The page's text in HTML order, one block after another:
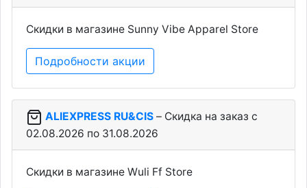
Скидки в магазине Sunny Vibe Apparel Store
Подробности акции
ALIEXPRESS RU&CIS – Скидка на заказ c
02.08.2026 по 31.08.2026
Скидки в магазине Wuli Ff Store